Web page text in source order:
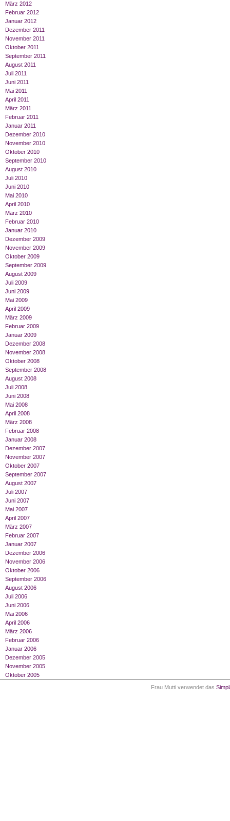
März 2012
Februar 2012
Januar 2012
Dezember 2011
November 2011
Oktober 2011
September 2011
August 2011
Juli 2011
Juni 2011
Mai 2011
April 2011
März 2011
Februar 2011
Januar 2011
Dezember 2010
November 2010
Oktober 2010
September 2010
August 2010
Juli 2010
Juni 2010
Mai 2010
April 2010
März 2010
Februar 2010
Januar 2010
Dezember 2009
November 2009
Oktober 2009
September 2009
August 2009
Juli 2009
Juni 2009
Mai 2009
April 2009
März 2009
Februar 2009
Januar 2009
Dezember 2008
November 2008
Oktober 2008
September 2008
August 2008
Juli 2008
Juni 2008
Mai 2008
April 2008
März 2008
Februar 2008
Januar 2008
Dezember 2007
November 2007
Oktober 2007
September 2007
August 2007
Juli 2007
Juni 2007
Mai 2007
April 2007
März 2007
Februar 2007
Januar 2007
Dezember 2006
November 2006
Oktober 2006
September 2006
August 2006
Juli 2006
Juni 2006
Mai 2006
April 2006
März 2006
Februar 2006
Januar 2006
Dezember 2005
November 2005
Oktober 2005
Frau Mutti verwendet das